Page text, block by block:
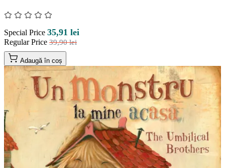
Special Price 35,91 lei
Regular Price 39,90 lei
Adaugă în coș